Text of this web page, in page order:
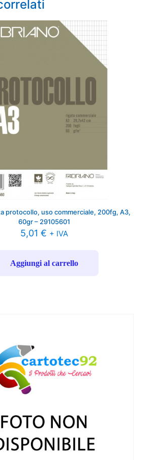
protocollo, uso commerciale, 200fg, A3,
60gr – 29105601
5,01 € + IVA
Aggiungi al carrello